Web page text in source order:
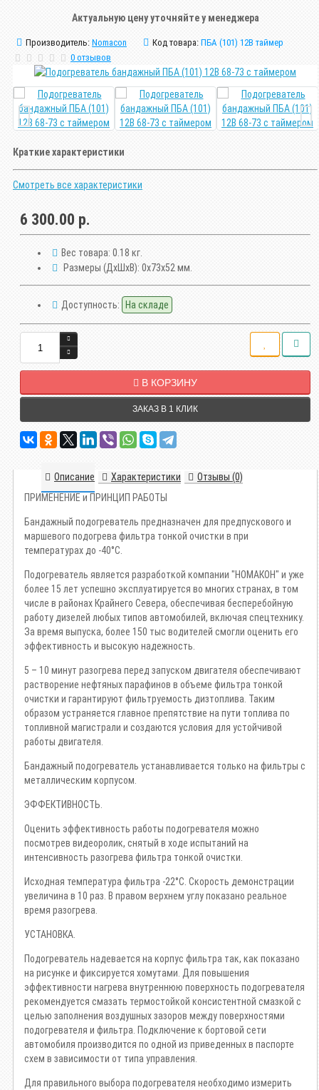
Актуальную цену уточняйте у менеджера
Производитель: Nomacon Код товара: ПБА (101) 12В таймер
0 отзывов
Краткие характеристики
Смотреть все характеристики
6 300.00 р.
Вес товара: 0.18 кг.
Размеры (ДxШxВ): 0x73x52 мм.
Доступность: На складе
В КОРЗИНУ
ЗАКАЗ В 1 КЛИК
Описание Характеристики
Отзывы (0)
ПРИМЕНЕНИЕ и ПРИНЦИП РАБОТЫ
Бандажный подогреватель предназначен для предпускового и
маршевого подогрева фильтра тонкой очистки в при
температурах до -40°С.
Подогреватель является разработкой компании "НОМАКОН" и уже
более 15 лет успешно эксплуатируется во многих странах, в том
числе в районах Крайнего Севера, обеспечивая бесперебойную
работу дизелей любых типов автомобилей, включая спецтехнику.
За время выпуска, более 150 тыс водителей смогли оценить его
эффективность и высокую надежность.
5 – 10 минут разогрева перед запуском двигателя обеспечивают
растворение нефтяных парафинов в объеме фильтра тонкой
очистки и гарантируют фильтруемость дизтоплива. Таким
образом устраняется главное препятствие на пути топлива по
топливной магистрали и создаются условия для устойчивой
работы двигателя.
Бандажный подогреватель устанавливается только на фильтры с
металлическим корпусом.
ЭФФЕКТИВНОСТЬ.
Оценить эффективность работы подогревателя можно
посмотрев видеоролик, снятый в ходе испытаний на
интенсивность разогрева фильтра тонкой очистки.
Исходная температура фильтра -22°С. Скорость демонстрации
увеличина в 10 раз. В правом верхнем углу показано реальное
время разогрева.
УСТАНОВКА.
Подогреватель надевается на корпус фильтра так, как показано
на рисунке и фиксируется хомутами. Для повышения
эффективности нагрева внутреннюю поверхность подогревателя
рекомендуется смазать термостойкой консистентной смазкой с
целью заполнения воздушных зазоров между поверхностями
подогревателя и фильтра. Подключение к бортовой сети
автомобиля производится по одной из приведенных в паспорте
схем в зависимости от типа управления.
Для правильного выбора подогревателя необходимо измерить